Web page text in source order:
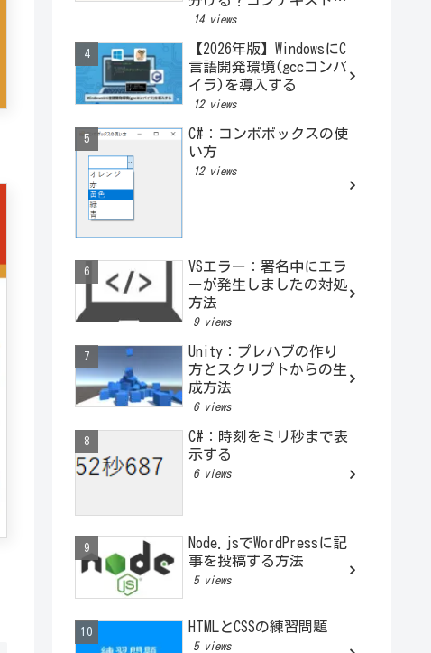
トークンを図解でわかり
14 views
【2026年版】WindowsにC
言語開発環境(gccコンパ
イラ)を導入する
12 views
C#：コンボボックスの使
い方
12 views
VSエラー：署名中にエラ
ーが発生しましたの対処
方法
9 views
Unity：プレハブの作り
方とスクリプトからの生
成方法
6 views
C#：時刻をミリ秒まで表
示する
6 views
Node.jsでWordPressに記
事を投稿する方法
5 views
HTMLとCSSの練習問題
5 views